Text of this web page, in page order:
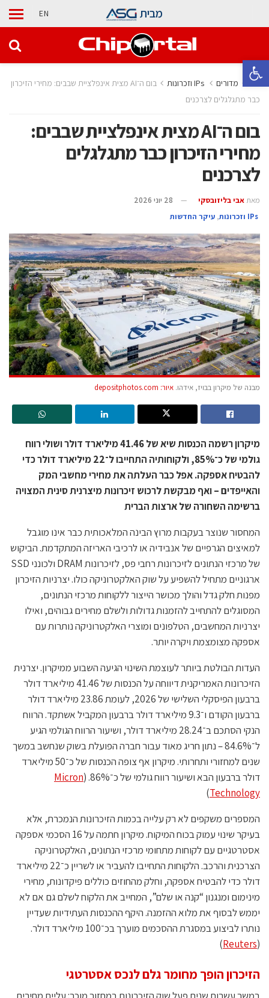
פתח סרגל נגישות
מבית EN
בית מדורים
בום ה־AI מצית אינפלציית שבבים: מחירי הזיכרון
כבר מתגלגלים לצרכנים
בום ה־AI מצית אינפלציית שבבים:
מחירי הזיכרון כבר מתגלגלים
לצרכנים
מאת אבי בליזובסקי
28 יוני 2026
, עיקר החדשות
מבנה של מיקרון בבויז, אידהו. איור: depositphotos.com
מיקרון רשמה הכנסות שיא של 41.46 מיליארד דולר ושולי רווח
גולמי של כ־85%, ולקוחותיה התחייבו ל־22 מיליארד דולר כדי
להבטיח אספקה. אפל כבר העלתה את מחירי מחשבי המק
והאייפדים – ואף מבקשת לרכוש זיכרונות מיצרנית סינית המצויה
ברשימה השחורה של ארצות הברית
המחסור שנוצר בעקבות מרוץ הבינה המלאכותית כבר אינו מוגבל
למאיצים הגרפיים של אנבידיה או לרכיבי האריזה המתקדמת. הביקוש
של מרכזי הנתונים לזיכרונות רחבי פס, לזיכרונות DRAM ולכונני SSD
ארגוניים מתחיל להשפיע על שוק האלקטרוניקה כולו. יצרניות הזיכרון
מפנות חלק גדל והולך מכושר הייצור ללקוחות מרכזי הנתונים,
המסוגלים להתחייב להזמנות גדולות ולשלם מחירים גבוהים, ואילו
יצרניות המחשבים, הטלפונים ומוצרי האלקטרוניקה נותרות עם
אספקה מצומצמת ויקרה יותר.
העדות הבולטת ביותר לעוצמת השינוי הגיעה השבוע ממיקרון. יצרנית
הזיכרונות האמריקנית דיווחה על הכנסות של 41.46 מיליארד דולר
ברבעון הפיסקלי השלישי של 2026, לעומת 23.86 מיליארד דולר
ברבעון הקודם ו־9.3 מיליארד דולר ברבעון המקביל אשתקד. הרווח
הנקי הסתכם ב־28.24 מיליארד דולר, ושיעור הרווח הגולמי הגיע
ל־84.6% – נתון חריג מאוד עבור חברה הפועלת בשוק שנחשב במשך
שנים למחזורי ותחרותי. מיקרון אף צופה הכנסות של כ־50 מיליארד
דולר ברבעון הבא ושיעור רווח גולמי של כ־86%. (
Micron
Technology
)
המספרים משקפים לא רק עלייה בכמות הזיכרונות הנמכרת, אלא
בעיקר שינוי עמוק בכוח המיקוח. מיקרון חתמה על 16 הסכמי אספקה
אסטרטגיים עם לקוחות מתחומי מרכזי הנתונים, האלקטרוניקה
הצרכנית והרכב. הלקוחות התחייבו להעביר או לשריין כ־22 מיליארד
דולר כדי להבטיח אספקה, וחלק מהחוזים כוללים פיקדונות, מחירי
מינימום ומנגנון “קנה או שלם”, המחייב את הלקוח לשלם גם אם לא
יממש לבסוף את מלוא ההזמנה. היקף ההכנסות העתידיות שעדיין
נותרו לביצוע במסגרת ההסכמים מוערך בכ־100 מיליארד דולר.
(
Reuters
)
הזיכרון הופך מחומר גלם לנכס אסטרטגי